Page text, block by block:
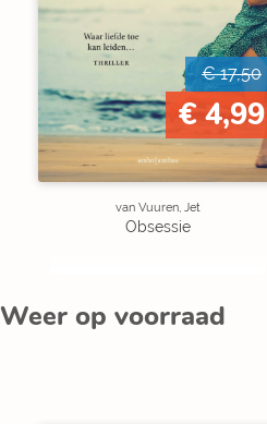
€ 17,50
€ 4,99
van Vuuren, Jet
Obsessie
Weer op voorraad